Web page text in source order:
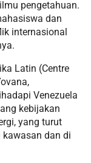
pengetahuan.
dan
internasional
Latin (Centre
Venezuela
kebijakan
yang turut
kawasan dan di